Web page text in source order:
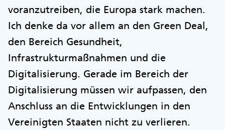
voranzutreiben, die Europa stark machen.
Ich denke da vor allem an den Green Deal,
den Bereich Gesundheit,
Infrastrukturmaßnahmen und die
Digitalisierung. Gerade im Bereich der
Digitalisierung müssen wir aufpassen, den
Anschluss an die Entwicklungen in den
Vereinigten Staaten nicht zu verlieren.